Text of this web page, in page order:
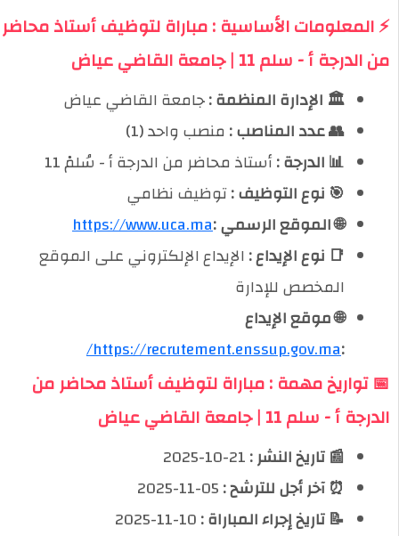
⚡ المعلومات الأساسية : مباراة لتوظيف أستاذ محاضر
من الدرجة أ - سلم 11 | جامعة القاضي عياض
🏛️ الإدارة المنظمة :جامعة القاضي عياض
👥 عدد المناصب :منصب واحد (1)
📊 الدرجة :أستاذ محاضر من الدرجة أ - سُلمْ 11
🎯 نوع التوظيف :توظيف نظامي
🌐 الموقع الرسمي :https://www.uca.ma
📑 نوع الإيداع :الإيداع الإلكتروني على الموقع
المخصص للإدارة
🌐 موقع الإيداع
https://recrutement.enssup.gov.ma/
📅 تواريخ مهمة : مباراة لتوظيف أستاذ محاضر من
الدرجة أ - سلم 11 | جامعة القاضي عياض
📰 تاريخ النشر :21-10-2025
⏰ آخر أجل للترشح :05-11-2025
📝 تاريخ إجراء المباراة :10-11-2025